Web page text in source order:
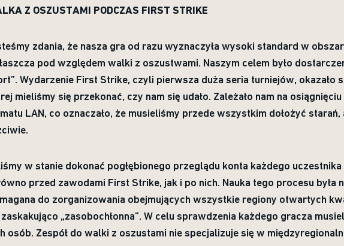
Z OSZUSTAMI PODCZAS FIRST STRIKE
zdania, że nasza gra od razu wyznaczyła wysoki standard w
pod względem walki z oszustwami. Naszym celem było
Wydarzenie First Strike, czyli pierwsza duża seria turniejów, okazało
mieliśmy się przekonać, czy nam się udało. Zależało nam na
LAN, co oznaczało, że musieliśmy przede wszystkim dołożyć
w stanie dokonać pogłębionego przeglądu konta każdego
przed zawodami First Strike, jak i po nich. Nauka tego procesu była
do zorganizowania obejmujących wszystkie regiony otwartych
„zasobochłonna”. W celu sprawdzenia każdego gracza
osób. Zespół do walki z oszustami nie specjalizuje się w